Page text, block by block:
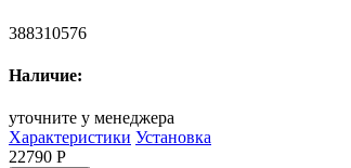
388310576
Наличие:
уточните у менеджера
Характеристики Установка
22790 Р